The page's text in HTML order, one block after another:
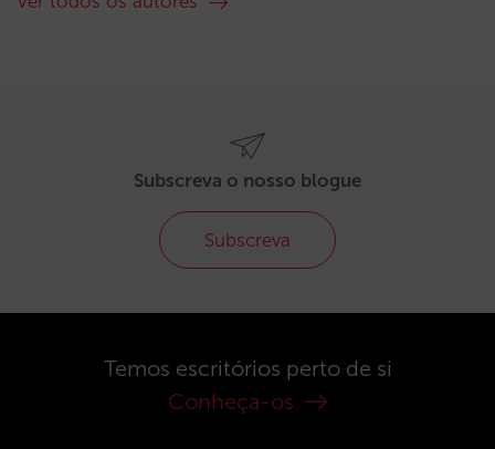
Subscreva o nosso blogue
Subscreva
Temos escritórios perto de si
Conheça-os